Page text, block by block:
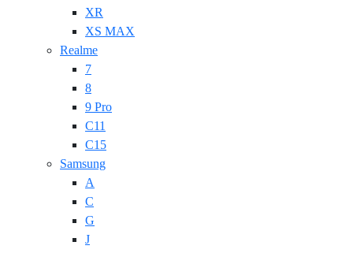
XR
XS MAX
Realme
7
8
9 Pro
C11
C15
Samsung
A
C
G
J